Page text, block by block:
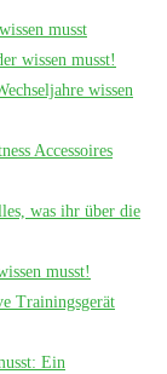
musst
wissen musst!
wissen
Accessoires
was ihr über die
musst!
Trainingsgerät
Ein